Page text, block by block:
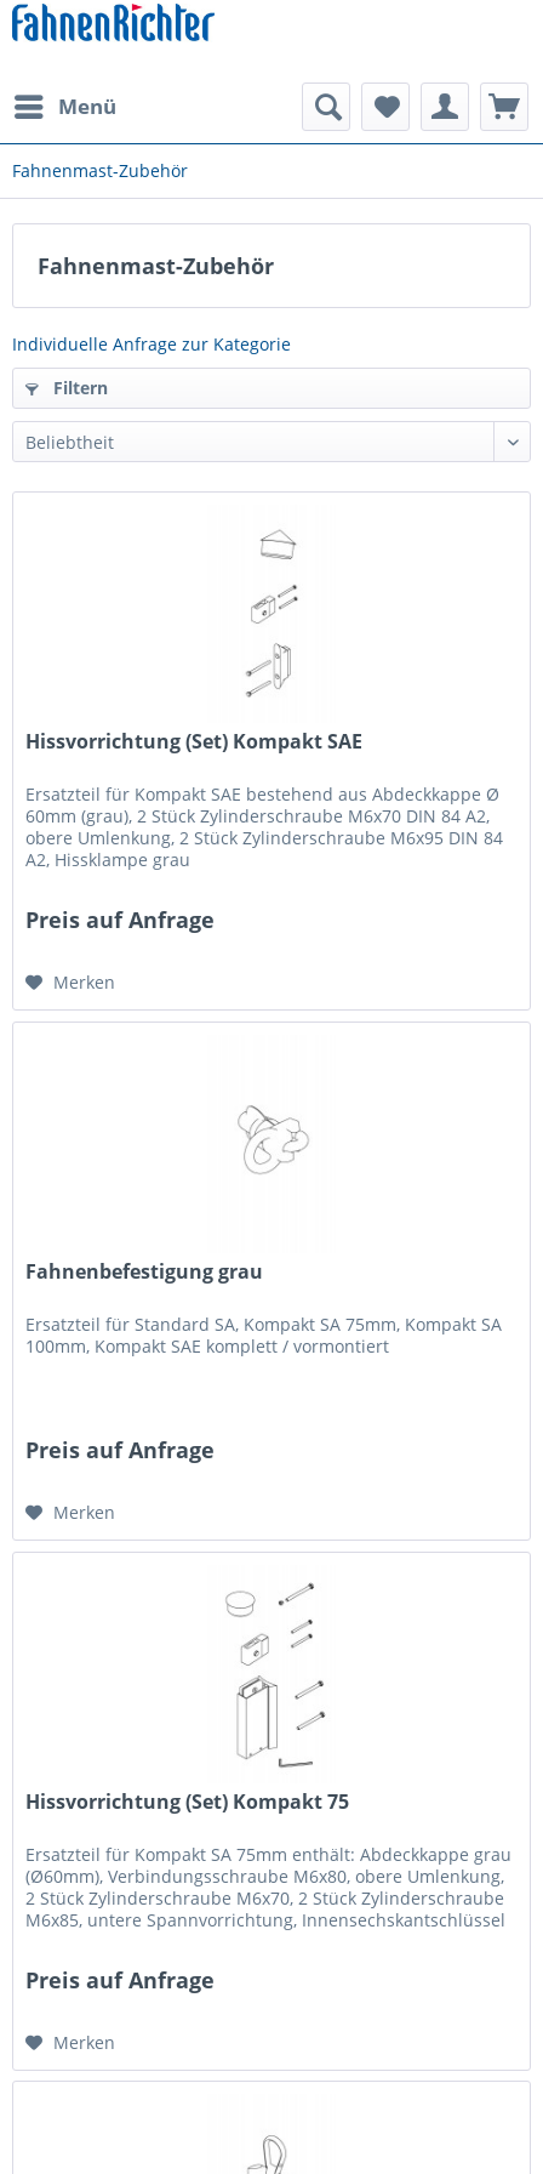
Menü
Fahnenmast-Zubehör
Fahnenmast-Zubehör
Individuelle Anfrage zur Kategorie
Filtern
Hissvorrichtung (Set) Kompakt SAE
Ersatzteil für Kompakt SAE bestehend aus Abdeckkappe Ø
60mm (grau), 2 Stück Zylinderschraube M6x70 DIN 84 A2,
obere Umlenkung, 2 Stück Zylinderschraube M6x95 DIN 84
A2, Hissklampe grau
Preis auf Anfrage
Merken
Fahnenbefestigung grau
Ersatzteil für Standard SA, Kompakt SA 75mm, Kompakt SA
100mm, Kompakt SAE komplett / vormontiert
Preis auf Anfrage
Merken
Hissvorrichtung (Set) Kompakt 75
Ersatzteil für Kompakt SA 75mm enthält: Abdeckkappe grau
(Ø60mm), Verbindungsschraube M6x80, obere Umlenkung,
2 Stück Zylinderschraube M6x70, 2 Stück Zylinderschraube
M6x85, untere Spannvorrichtung, Innensechskantschlüssel
Preis auf Anfrage
Merken